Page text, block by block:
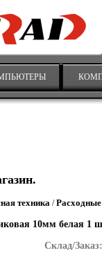
техника /
10мм белая 1
Склад/Заказ: